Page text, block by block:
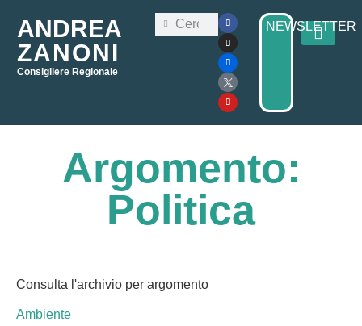
ANDREA
ZANONI
Consigliere Regionale
NEWSLETTER
Argomento:
Politica
Consulta l'archivio per argomento
Ambiente